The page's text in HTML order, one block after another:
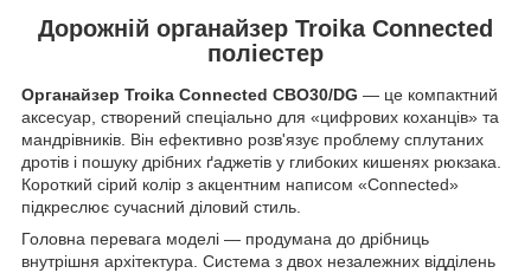
Дорожній органайзер Troika Connected
поліестер
Органайзер Troika Connected CBO30/DG — це компактний
аксесуар, створений спеціально для «цифрових коханців» та
мандрівників. Він ефективно розв'язує проблему сплутаних
дротів і пошуку дрібних ґаджетів у глибоких кишенях рюкзака.
Короткий сірий колір з акцентним написом «Connected»
підкреслює сучасний діловий стиль.
Головна перевага моделі — продумана до дрібниць
внутрішня архітектура. Система з двох незалежних відділень